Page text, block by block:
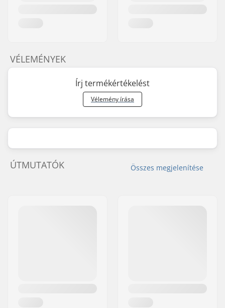
VÉLEMÉNYEK
Írj termékértékelést
Vélemény írása
Összes megjelenítése
ÚTMUTATÓK